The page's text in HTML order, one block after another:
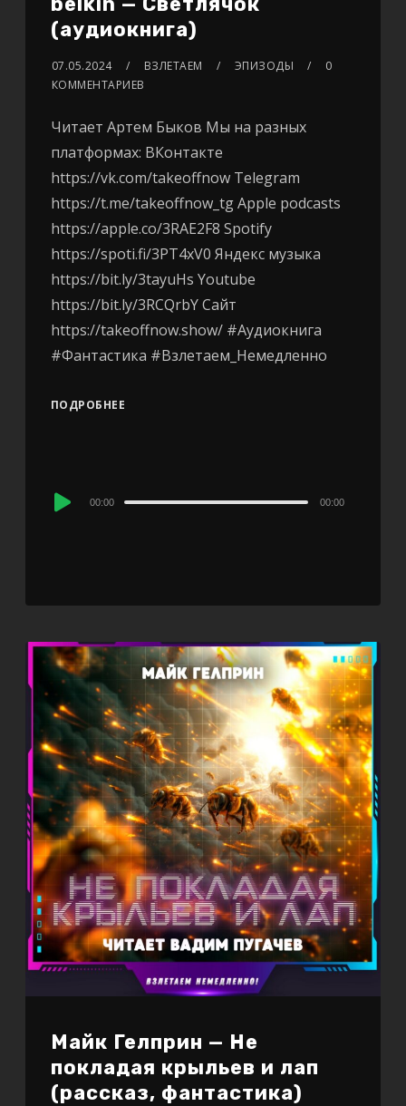
(аудиокнига)
07.05.2024 ВЗЛЕТАЕМ ЭПИЗОДЫ
0
КОММЕНТАРИЕВ
Читает Артем Быков Мы на разных
платформах: ВКонтакте
https://vk.com/takeoffnow Telegram
https://t.me/takeoffnow_tg Apple podcasts
https://apple.co/3RAE2F8 Spotify
https://spoti.fi/3PT4xV0 Яндекс музыка
https://bit.ly/3tayuHs Youtube
https://bit.ly/3RCQrbY Сайт
https://takeoffnow.show/ #Аудиокнига
#Фантастика #Взлетаем_Немедленно
ПОДРОБНЕЕ
Audio
00:00 00:00
Майк Гелприн — Не
покладая крыльев и лап
(рассказ, фантастика)